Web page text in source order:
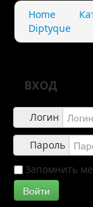
О нас
Доставка
Обзоры
Каталог
Контакты
Home
Diptyque
ВХОД
Логин
Пароль
Запомнить
Войти